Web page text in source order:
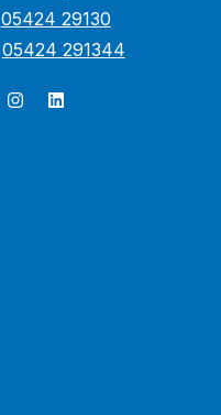
05424 29130
05424 291344